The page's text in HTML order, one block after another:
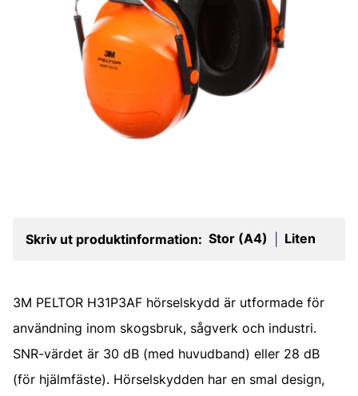
Skriv ut produktinformation: Stor (A4) Liten
3M PELTOR H31P3AF hörselskydd är utformade för
användning inom skogsbruk, sågverk och industri.
SNR-värdet är 30 dB (med huvudband) eller 28 dB
(för hjälmfäste). Hörselskydden har en smal design,